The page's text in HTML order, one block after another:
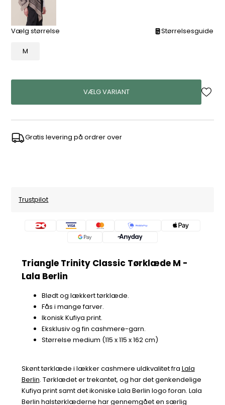
Vælg størrelse Størrelsesguide
M
VÆLG VARIANT
Gratis levering på ordrer over
Trustpilot
Triangle Trinity Classic Tørklæde M -
Lala Berlin
Blødt og lækkert tørklæde.
Fås i mange farver.
Ikonisk Kufiya print.
Eksklusiv og fin cashmere-garn.
Størrelse medium (115 x 115 x 162 cm)
Skønt tørklæde i lækker cashmere uldkvalitet fra Lala
Berlin. Tørklædet er trekantet, og har det genkendelige
Kufiya print samt det ikoniske Lala Berlin logo foran. Lala
Berlin halstørklæderne har gennemgået en særlig